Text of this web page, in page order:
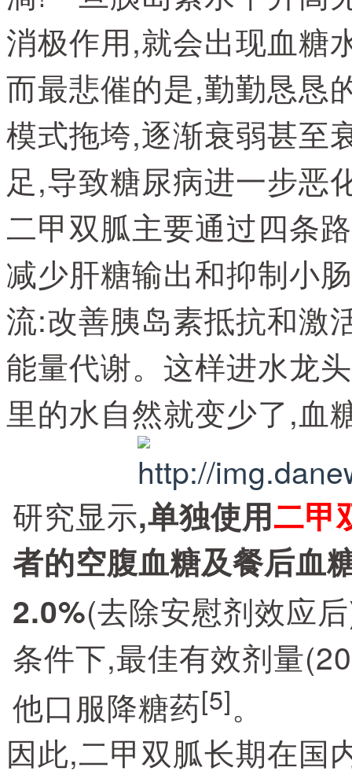
消极作用,就会出现血糖
而最悲催的是,勤勤恳恳
模式拖垮,逐渐衰弱甚至
足,导致糖尿病进一步恶
二甲双胍主要通过四条
减少肝糖输出和抑制小
流:改善胰岛素抵抗和激
能量代谢。这样进水龙
里的水自然就变少了,血
研究显示,单独使用二甲
者的空腹血糖及餐后血
2.0%(去除安慰剂效应
条件下,最佳有效剂量
他口服降糖药[5]。
因此,二甲双胍长期在国